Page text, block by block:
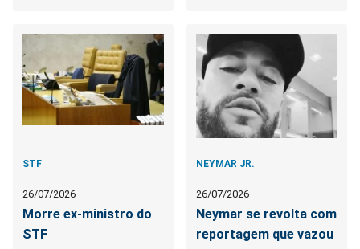
STF
26/07/2026
Morre ex-ministro do
STF
NEYMAR JR.
26/07/2026
Neymar se revolta com
reportagem que vazou